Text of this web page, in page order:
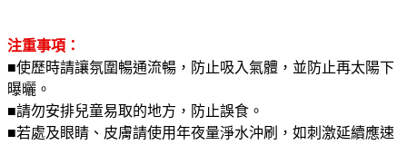
注重事項：
■使歷時請讓氛圍暢通流暢，防止吸入氣體，並防止再太陽下
曝曬。
■請勿安排兒童易取的地方，防止誤食。
■若處及眼睛、皮膚請使用年夜量淨水沖刷，如刺激延續應速